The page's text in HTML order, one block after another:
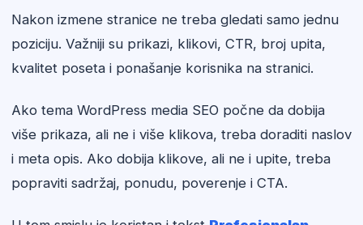
Nakon izmene stranice ne treba gledati samo jednu
poziciju. Važniji su prikazi, klikovi, CTR, broj upita,
kvalitet poseta i ponašanje korisnika na stranici.
Ako tema WordPress media SEO počne da dobija
više prikaza, ali ne i više klikova, treba doraditi naslov
i meta opis. Ako dobija klikove, ali ne i upite, treba
popraviti sadržaj, ponudu, poverenje i CTA.